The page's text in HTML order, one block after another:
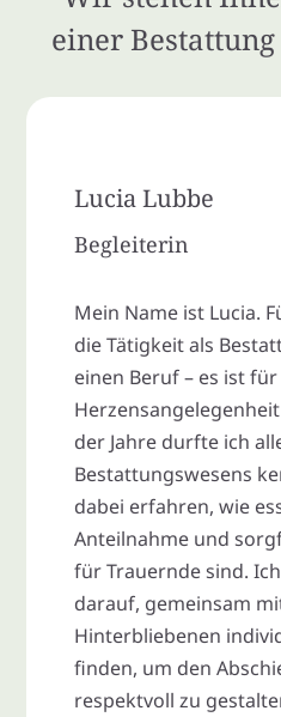
einer
Lucia Lubbe
Begleiterin
Mein Name ist Lucia.
die Tätigkeit als
einen Beruf – es ist
der Jahre durfte ich
Bestattungswesens
dabei erfahren, wie
Anteilnahme und
für Trauernde sind.
darauf, gemeinsam
Hinterbliebenen
finden, um den
respektvoll zu